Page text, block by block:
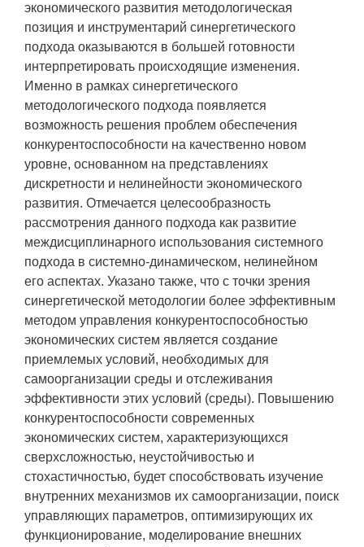
экономического развития методологическая
позиция и инструментарий синергетического
подхода оказываются в большей готовности
интерпретировать происходящие изменения.
Именно в рамках синергетического
методологического подхода появляется
возможность решения проблем обеспечения
конкурентоспособности на качественно новом
уровне, основанном на представлениях
дискретности и нелинейности экономического
развития. Отмечается целесообразность
рассмотрения данного подхода как развитие
междисциплинарного использования системного
подхода в системно-динамическом, нелинейном
его аспектах. Указано также, что с точки зрения
синергетической методологии более эффективным
методом управления конкурентоспособностью
экономических систем является создание
приемлемых условий, необходимых для
самоорганизации среды и отслеживания
эффективности этих условий (среды). Повышению
конкурентоспособности современных
экономических систем, характеризующихся
сверхсложностью, неустойчивостью и
стохастичностью, будет способствовать изучение
внутренних механизмов их самоорганизации, поиск
управляющих параметров, оптимизирующих их
функционирование, моделирование внешних